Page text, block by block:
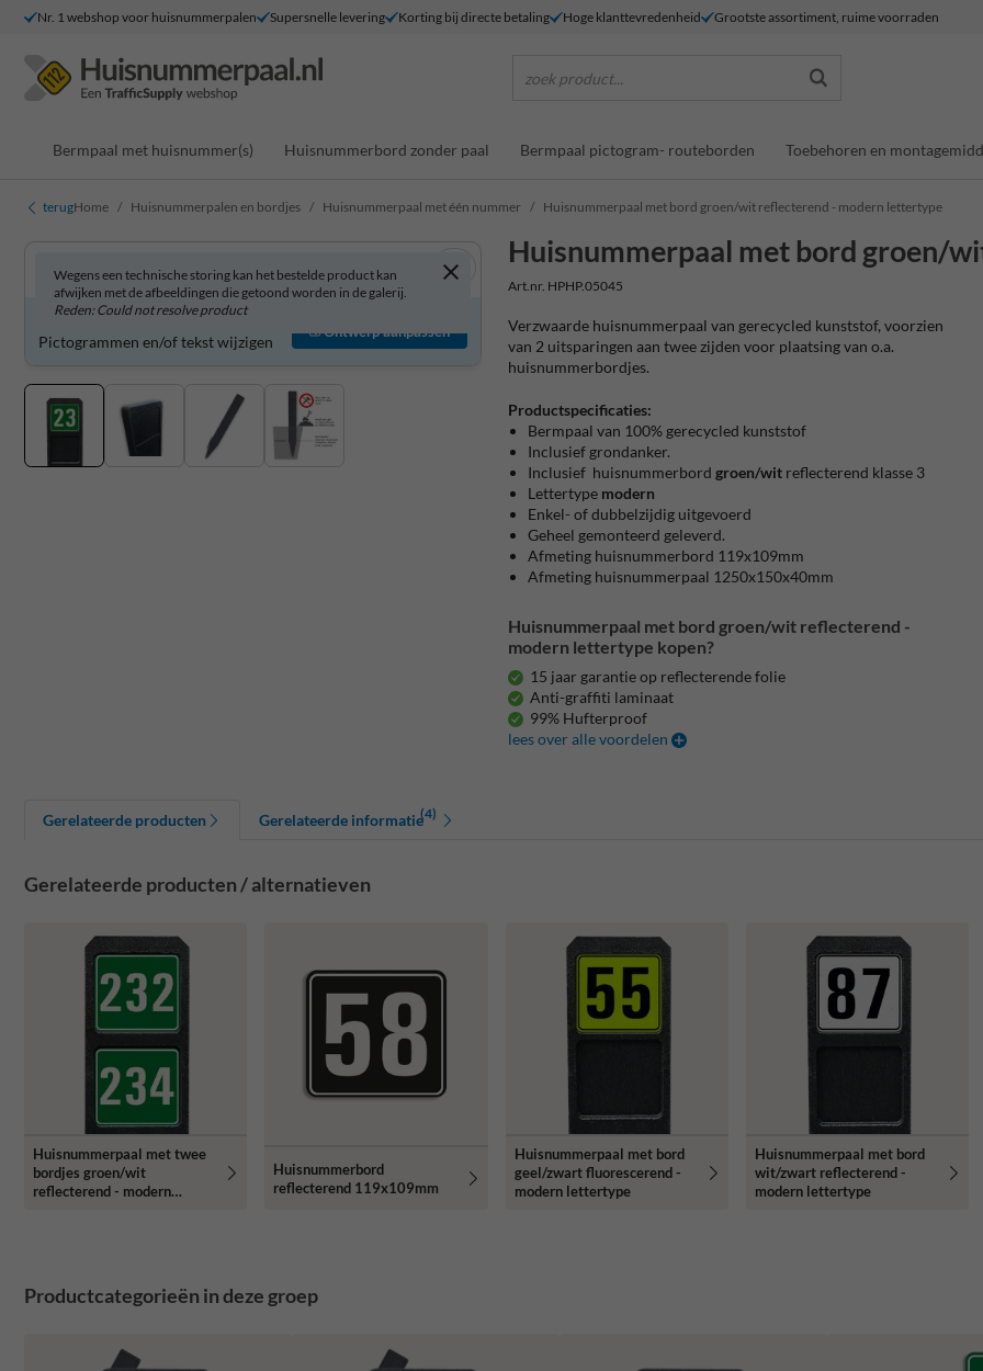
Nr. 1 webshop voor huisnummerpalen Supersnelle levering Korting bij directe betaling Hoge klanttevredenheid Grootste assortiment, ruime voorraden
zoek product...
Bermpaal met huisnummer(s) Huisnummerbord zonder paal Bermpaal pictogram- routeborden Toebehoren en
terugHome Huisnummerpalen en bordjes Huisnummerpaal met één nummer Huisnummerpaal met bord groen/wit reflecterend - modern lettertype
Huisnummerpaal met bord groen/
Art.nr. HPHP.05045
Wegens een technische storing kan het bestelde product kan
afwijken met de afbeeldingen die getoond worden in de galerij.
Reden: Could not resolve product
Product zelf aanpassen?
Pictogrammen en/of tekst wijzigen
Ontwerp aanpassen
Verzwaarde huisnummerpaal van gerecycled kunststof, voorzien
van 2 uitsparingen aan twee zijden voor plaatsing van o.a.
huisnummerbordjes.
Productspecificaties:
Bermpaal van 100% gerecycled kunststof
Inclusief grondanker.
Inclusief huisnummerbordgroen/wit reflecterend klasse 3
Lettertype modern
Enkel- of dubbelzijdig uitgevoerd
Geheel gemonteerd geleverd.
Afmeting huisnummerbord 119x109mm
Afmeting huisnummerpaal 1250x150x40mm
Huisnummerpaal met bord groen/wit reflecterend -
modern lettertype kopen?
15 jaar garantie op reflecterende folie
Anti-graffiti laminaat
99% Hufterproof
lees over alle voordelen
Gerelateerde producten Gerelateerde informatie(4)
Gerelateerde producten / alternatieven
Huisnummerpaal met twee
bordjes groen/wit
reflecterend - modern
Huisnummerbord
reflecterend 119x109mm
Huisnummerpaal met bord
geel/zwart fluorescerend -
modern lettertype
Huisnummerpaal met bord
wit/zwart reflecterend -
modern lettertype
Productcategorieën in deze groep